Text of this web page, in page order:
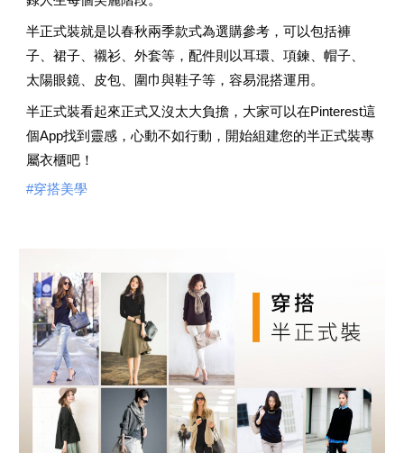
半正式裝就是以春秋兩季款式為選購參考，可以包括褲
子、裙子、襯衫、外套等，配件則以耳環、項鍊、帽子、
太陽眼鏡、皮包、圍巾與鞋子等，容易混搭運用。
半正式裝看起來正式又沒太大負擔，大家可以在Pinterest這
個App找到靈感，心動不如行動，開始組建您的半正式裝專
屬衣櫃吧！
#穿搭美學